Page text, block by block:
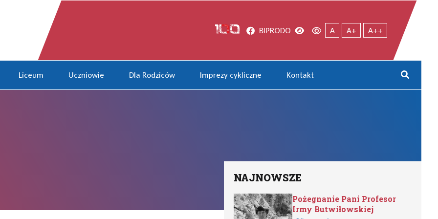
Facebook
BIPRODO Wersja kontrastowa
Wersja domyślna
A A+ A++
Liceum Uczniowie Dla Rodziców Imprezy cykliczne Kontakt
NAJNOWSZE
Pożegnanie Pani Profesor
Irmy Butwiłowskiej